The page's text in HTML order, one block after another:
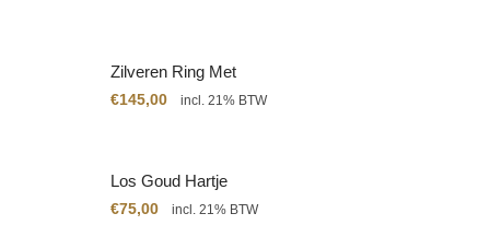
Zilveren Ring Met
Citrien
€145,00 incl. 21% BTW
Los Goud Hartje
€75,00 incl. 21% BTW